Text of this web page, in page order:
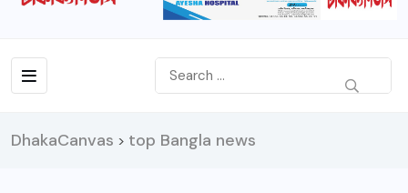
DhakaCanvas > top Bangla news